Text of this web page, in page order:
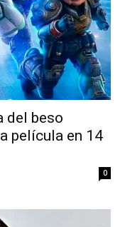
del beso
película en 14
0